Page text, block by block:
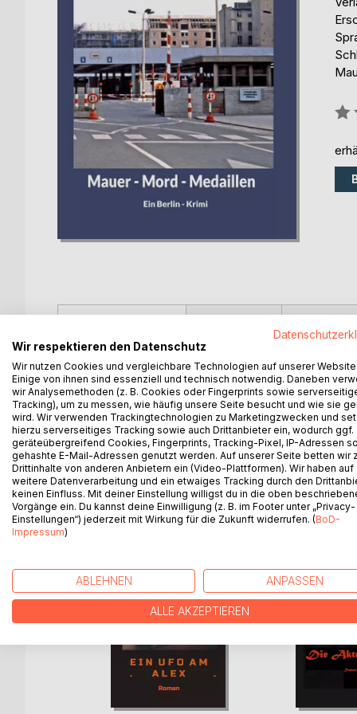
Berlin-Krimi.
Berlin 1983. Doping im DDR Sport.
Berliner Journalist will Beweise hierfür
Durch die Staatssicherheit gerät er in
WEITERE TITEL BEI
Wir respektieren den Datenschutz
Wir nutzen Cookies und vergleichbare Technologien auf unserer Website.
Einige von ihnen sind essenziell und technisch notwendig. Daneben
wir Analysemethoden (z. B. Cookies oder Fingerprints sowie
Tracking), um zu messen, wie häufig unsere Seite besucht und wie sie
wird. Wir verwenden Trackingtechnologien zu Marketingzwecken und
hierzu serverseitiges Tracking sowie auch Drittanbieter ein, wodurch ggf.
geräteübergreifend Cookies, Fingerprints, Tracking-Pixel, IP-Adressen
gehashte E-Mail-Adressen genutzt werden. Auf unserer Seite betten wir
Drittinhalte von anderen Anbietern ein (Video-Plattformen). Wir haben auf
weitere Datenverarbeitung und ein etwaiges Tracking durch den
keinen Einfluss. Mit deiner Einstellung willigst du in die oben
Vorgänge ein. Du kannst deine Einwilligung (z. B. im Footer unter „Privacy-
Einstellungen“) jederzeit mit Wirkung für die Zukunft widerrufen. (BoD-
Impressum)
ABLEHNEN ANPASSEN
ALLE AKZEPTIEREN